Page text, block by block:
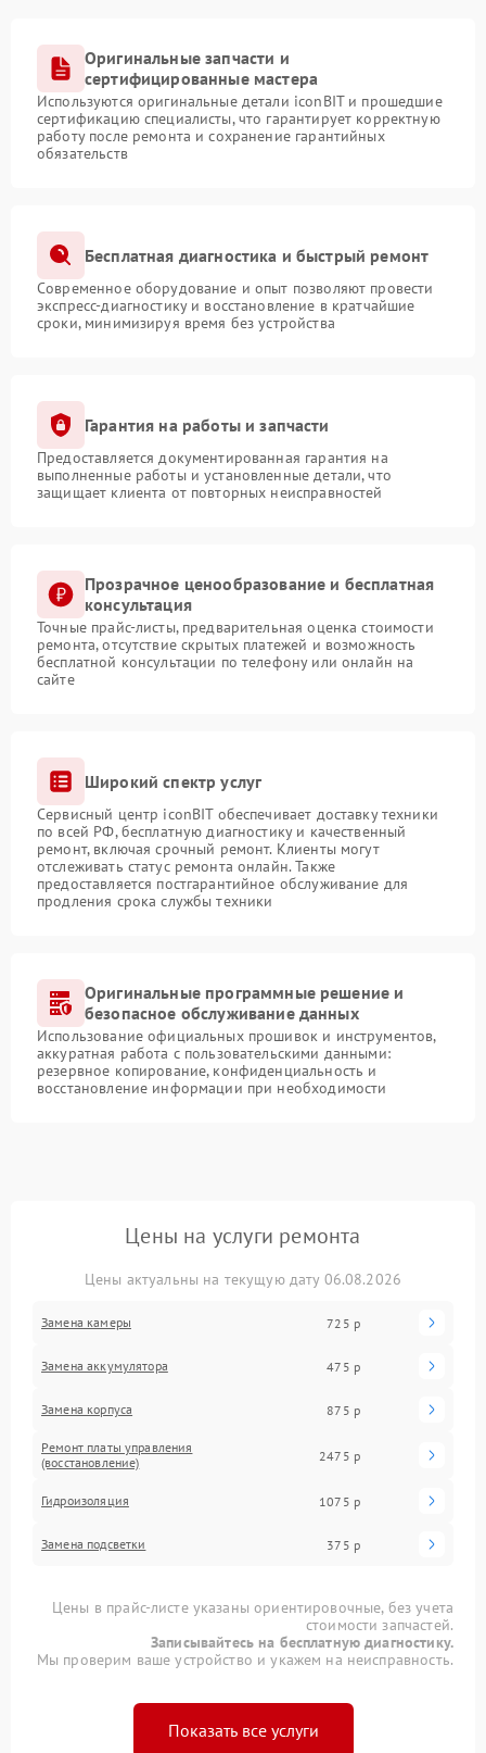
Оригинальные запчасти и
сертифицированные мастера
Используются оригинальные детали iconBIT и прошедшие
сертификацию специалисты, что гарантирует корректную
работу после ремонта и сохранение гарантийных
обязательств
Бесплатная диагностика и быстрый ремонт
Современное оборудование и опыт позволяют провести
экспресс-диагностику и восстановление в кратчайшие
сроки, минимизируя время без устройства
Гарантия на работы и запчасти
Предоставляется документированная гарантия на
выполненные работы и установленные детали, что
защищает клиента от повторных неисправностей
Прозрачное ценообразование и бесплатная
консультация
Точные прайс-листы, предварительная оценка стоимости
ремонта, отсутствие скрытых платежей и возможность
бесплатной консультации по телефону или онлайн на
сайте
Широкий спектр услуг
Сервисный центр iconBIT обеспечивает доставку техники
по всей РФ, бесплатную диагностику и качественный
ремонт, включая срочный ремонт. Клиенты могут
отслеживать статус ремонта онлайн. Также
предоставляется постгарантийное обслуживание для
продления срока службы техники
Оригинальные программные решение и
безопасное обслуживание данных
Использование официальных прошивок и инструментов,
аккуратная работа с пользовательскими данными:
резервное копирование, конфиденциальность и
восстановление информации при необходимости
Цены на услуги ремонта
Цены актуальны на текущую дату 06.08.2026
Замена камеры 725 р
Замена аккумулятора 475 р
Замена корпуса 875 р
Ремонт платы управления
(восстановление)
2475 р
Гидроизоляция 1075 р
Замена подсветки 375 р
Цены в прайс-листе указаны ориентировочные, без учета
стоимости запчастей.
Записывайтесь на бесплатную диагностику.
Мы проверим ваше устройство и укажем на неисправность.
Показать все услуги